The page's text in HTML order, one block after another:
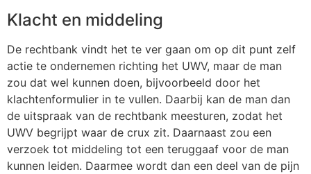
Klacht en middeling
De rechtbank vindt het te ver gaan om op dit punt zelf
actie te ondernemen richting het UWV, maar de man
zou dat wel kunnen doen, bijvoorbeeld door het
klachtenformulier in te vullen. Daarbij kan de man dan
de uitspraak van de rechtbank meesturen, zodat het
UWV begrijpt waar de crux zit. Daarnaast zou een
verzoek tot middeling tot een teruggaaf voor de man
kunnen leiden. Daarmee wordt dan een deel van de pijn